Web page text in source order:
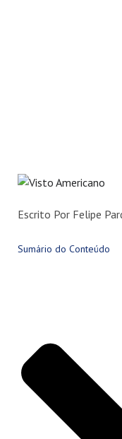
Escrito Por Felipe
Sumário do Conteúdo